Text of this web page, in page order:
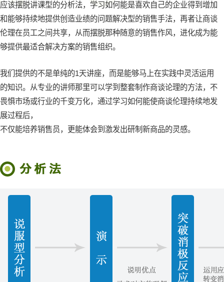
应该摆脱讲课型的分析法，学习如何能是喜欢自己的企业得到增加
和能够持续地提供创造业绩的问题解决型的销售手法，再者让商谈
伦理在员工之间共享，从而摆脱那种随意的销售作风，进化成为能
够提供最适合解决方案的销售组织。
我们提供的不是单纯的1天讲座，而是能够马上在实践中灵活运用
的知识。从专业的讲师那里可以学到整套制作商谈论理的方法，不
畏惧市场或行业的千变万化，通过学习如何能使商谈伦理持续地发
展过程后，
不仅能培养销售员，更能体会到激发出研制新商品的灵感。